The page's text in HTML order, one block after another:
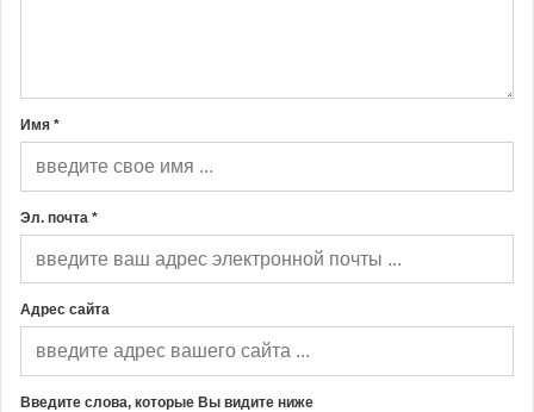
Имя *
Эл. почта *
Адрес сайта
Введите слова, которые Вы видите ниже